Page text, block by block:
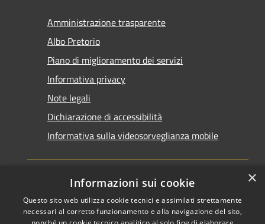
Amministrazione trasparente
Albo Pretorio
Piano di miglioramento dei servizi
Informativa privacy
Note legali
Dichiarazione di accessibilità
Informativa sulla videosorveglianza mobile
RSS
Copyright © 2026 • Comune di
×
Informazioni sui cookie
Questo sito web utilizza cookie tecnici e assimilati strettamente
necessari al corretto funzionamento e alla navigazione del sito,